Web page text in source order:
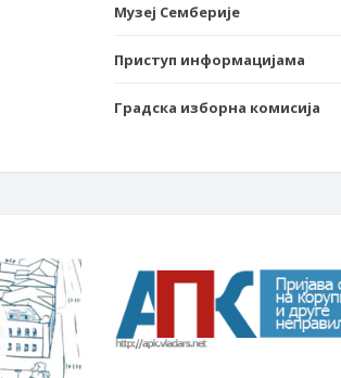
Музеј Семберије
Приступ информацијама
Градска изборна комисија